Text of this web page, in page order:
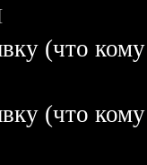
(что
(что